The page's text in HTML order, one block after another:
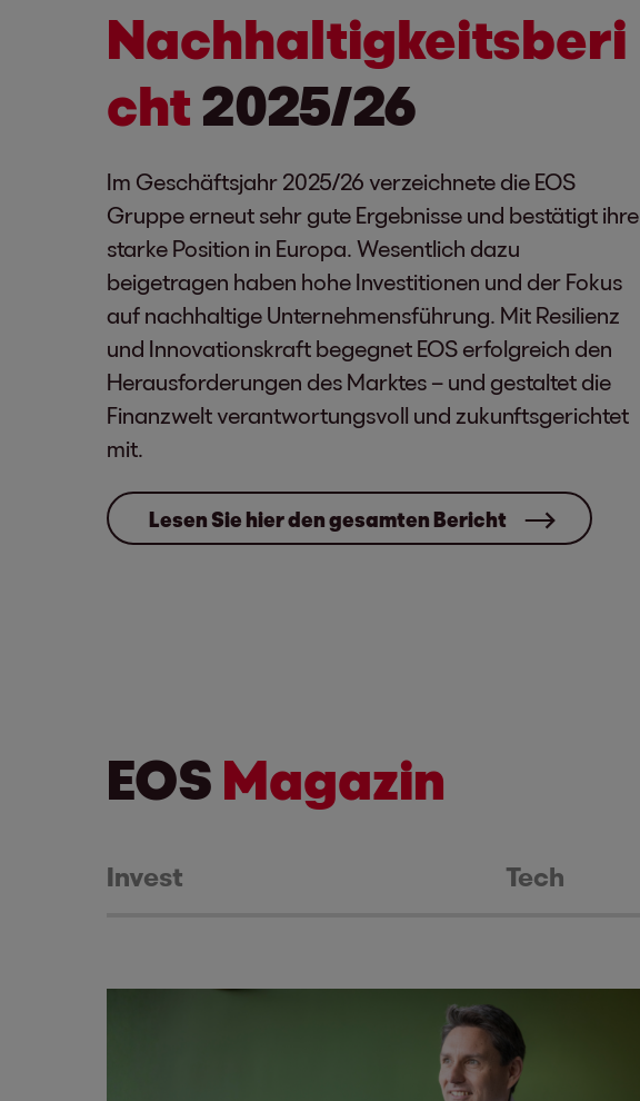
Nachhaltigkeitsberi
cht2025/26
Im Geschäftsjahr 2025/26 verzeichnete die EOS
Gruppe erneut sehr gute Ergebnisse und bestätigt ihre
starke Position in Europa. Wesentlich dazu
beigetragen haben hohe Investitionen und der Fokus
auf nachhaltige Unternehmensführung. Mit Resilienz
und Innovationskraft begegnet EOS erfolgreich den
Herausforderungen des Marktes – und gestaltet die
Finanzwelt verantwortungsvoll und zukunftsgerichtet
mit.
Lesen Sie hier den gesamten Bericht
EOS Magazin
Invest Tech